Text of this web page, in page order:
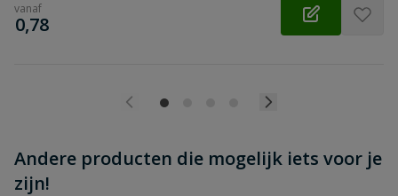
vanaf
€
0,78
Andere producten die mogelijk iets voor je
zijn!